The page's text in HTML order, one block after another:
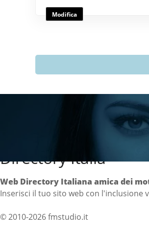
Modifica
Directory Italia
Web Directory Italiana amica dei
Inserisci il tuo sito web con l'inclusione
© 2010-2026 fmstudio.it